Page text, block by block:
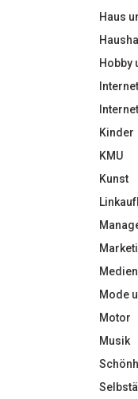
Haus
Hobby
Internet
Kinder
KMU
Kunst
Medien
Mode
Motor
Musik